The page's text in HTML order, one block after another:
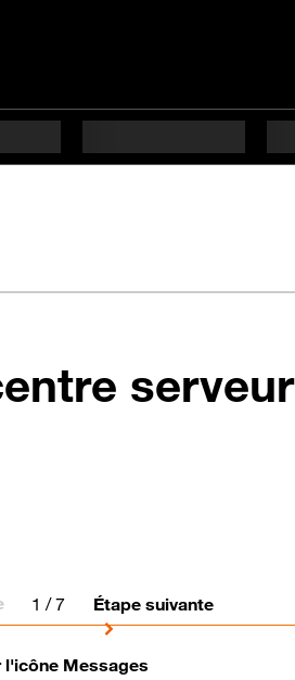
serveur
1 / 7 Étape suivante
l'icône Messages